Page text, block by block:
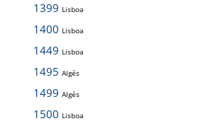
1399 Lisboa
1400 Lisboa
1449 Lisboa
1495 Algés
1499 Algés
1500 Lisboa